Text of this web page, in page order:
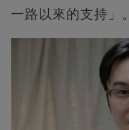
一路以來的支持」。